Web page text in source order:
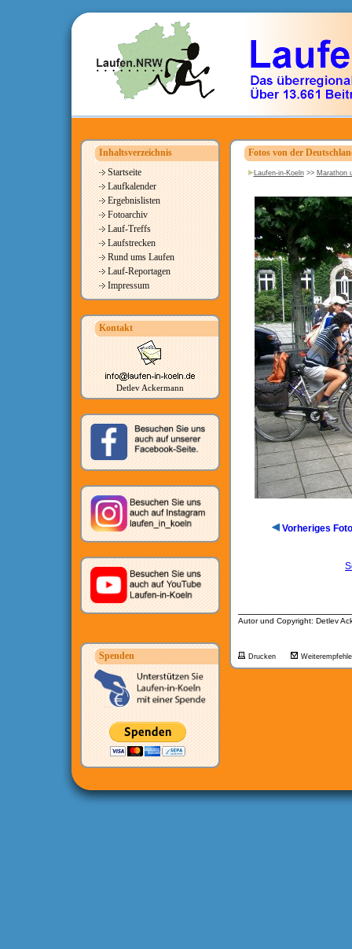
Inhaltsverzeichnis
Startseite
Laufkalender
Ergebnislisten
Fotoarchiv
Lauf-Treffs
Laufstrecken
Rund ums Laufen
Lauf-Reportagen
Impressum
Kontakt
Detlev Ackermann
Spenden
Fotos von der
Laufen-in-Koeln>> Marathon
Vorheriges Foto
Autor und Copyright: Detlev
Drucken